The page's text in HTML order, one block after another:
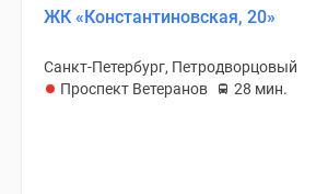
ЖК «Константиновская, 20»
Санкт-Петербург, Петродворцовый
Проспект Ветеранов
28 мин.